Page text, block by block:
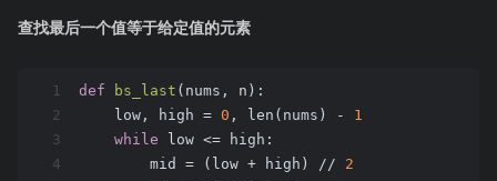
查找最后一个值等于给定值的元素
1
2
3
4
def bs_last (nums, n) :
    low, high =
0 , len(nums) - 1
while low <= high:
        mid = (low + high) //
2